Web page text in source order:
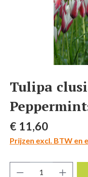
Tulipa
Normale prijs:
€ 11,60
Prijzen excl. BTW en